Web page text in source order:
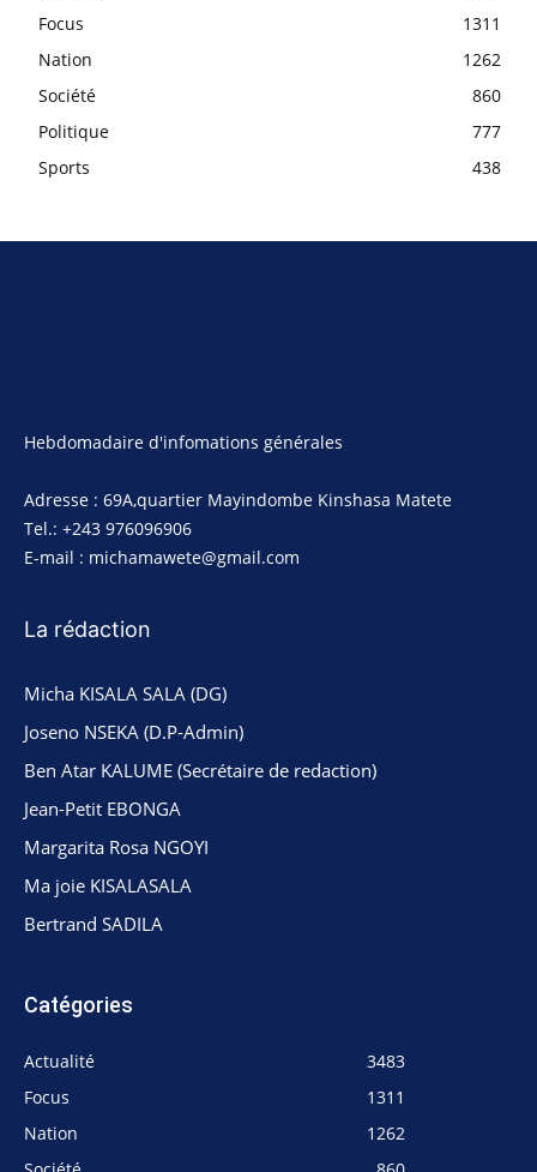
Focus
1311
Nation
1262
Société
860
Politique
777
Sports
438
Hebdomadaire d'infomations générales
Adresse : 69A,quartier Mayindombe Kinshasa Matete
Tel.: +243 976096906
E-mail : michamawete@gmail.com
La rédaction
Micha KISALA SALA (DG)
Joseno NSEKA (D.P-Admin)
Ben Atar KALUME (Secrétaire de redaction)
Jean-Petit EBONGA
Margarita Rosa NGOYI
Ma joie KISALASALA
Bertrand SADILA
Catégories
Actualité
3483
Focus
1311
Nation
1262